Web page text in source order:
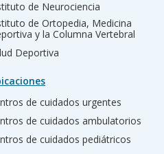
de Neurociencia
de Ortopedia, Medicina
y la Columna Vertebral
Deportiva
de cuidados urgentes
de cuidados ambulatorios
de cuidados pediátricos